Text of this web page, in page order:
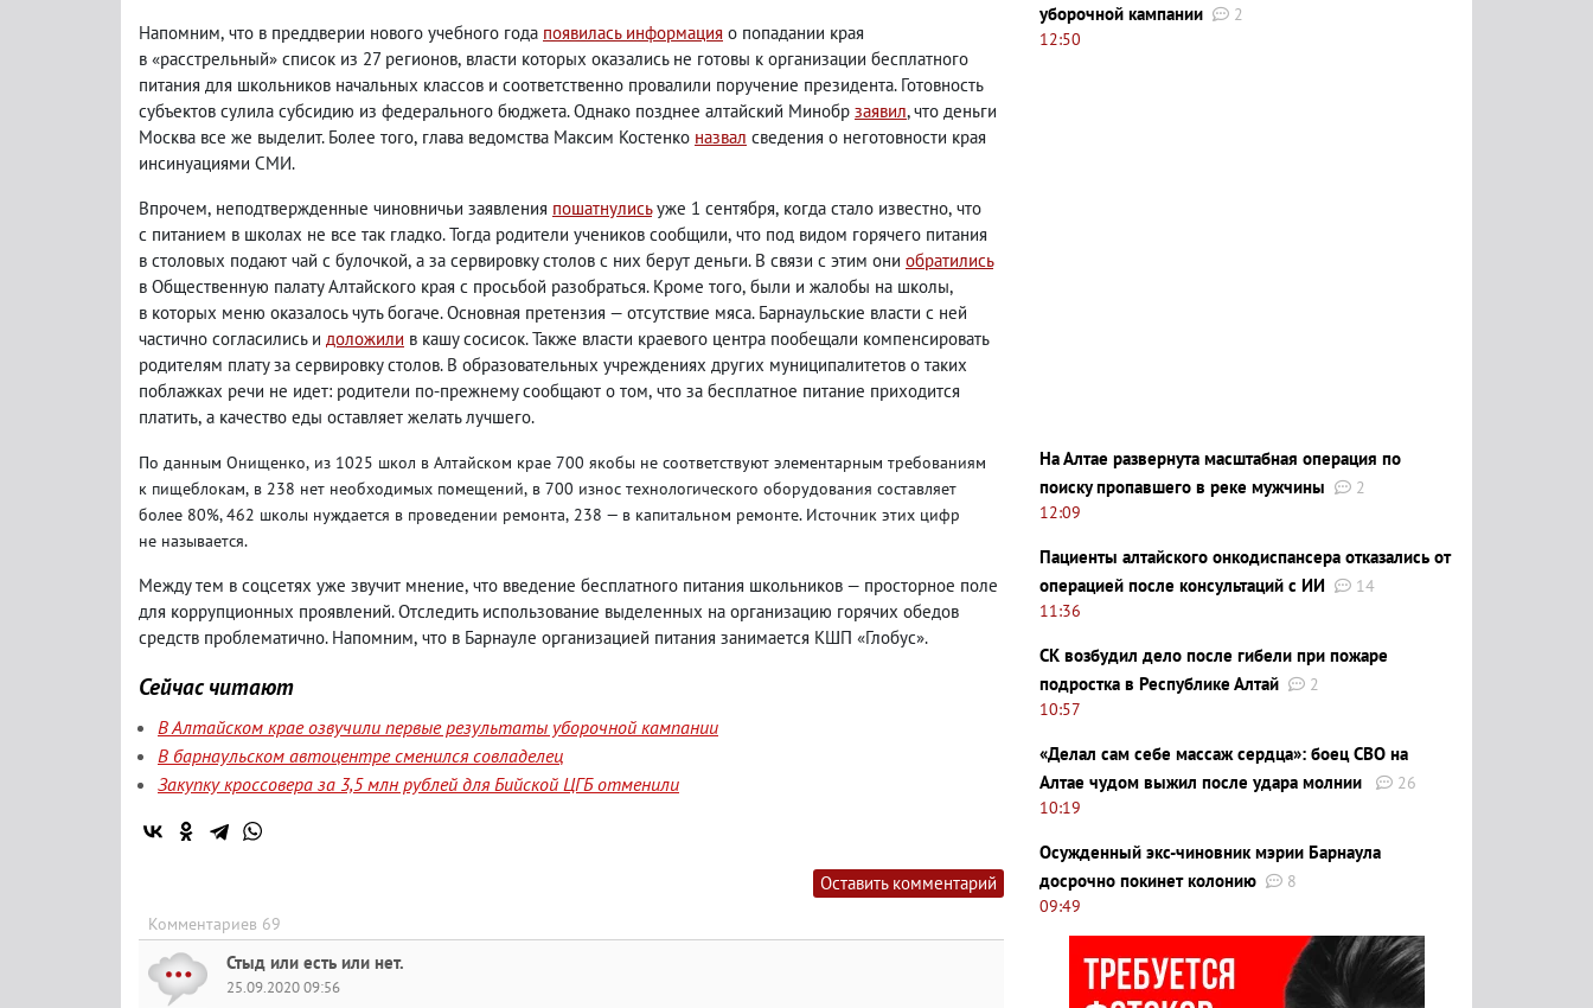
Напомним, что в преддверии нового учебного года появилась информация о попадании края
в «расстрельный» список из 27 регионов, власти которых оказались не готовы к организации бесплатного
питания для школьников начальных классов и соответственно провалили поручение президента. Готовность
субъектов сулила субсидию из федерального бюджета. Однако позднее алтайский Минобр заявил, что деньги
Москва все же выделит. Более того, глава ведомства Максим Костенко назвал сведения о неготовности края
инсинуациями СМИ.
Впрочем, неподтвержденные чиновничьи заявления пошатнулисьуже 1 сентября, когда стало известно, что
с питанием в школах не все так гладко. Тогда родители учеников сообщили, что под видом горячего питания
в столовых подают чай с булочкой, а за сервировку столов с них берут деньги. В связи с этим они обратились
в Общественную палату Алтайского края с просьбой разобраться. Кроме того, были и жалобы на школы,
в которых меню оказалось чуть богаче. Основная претензия — отсутствие мяса. Барнаульские власти с ней
частично согласились и доложили в кашу сосисок. Также власти краевого центра пообещали компенсировать
родителям плату за сервировку столов. В образовательных учреждениях других муниципалитетов о таких
поблажках речи не идет: родители по-прежнему сообщают о том, что за бесплатное питание приходится
платить, а качество еды оставляет желать лучшего.
По данным Онищенко, из 1025 школ в Алтайском крае 700 якобы не соответствуют элементарным требованиям
к пищеблокам, в 238 нет необходимых помещений, в 700 износ технологического оборудования составляет
более 80%, 462 школы нуждается в проведении ремонта, 238 — в капитальном ремонте. Источник этих цифр
не называется.
Между тем в соцсетях уже звучит мнение, что введение бесплатного питания школьников — просторное поле
для коррупционных проявлений. Отследить использование выделенных на организацию горячих обедов
средств проблематично. Напомним, что в Барнауле организацией питания занимается КШП «Глобус».
Сейчас читают
В Алтайском крае озвучили первые результаты уборочной кампании
В барнаульском автоцентре сменился совладелец
Закупку кроссовера за 3,5 млн рублей для Бийской ЦГБ отменили
Оставить комментарий
Комментариев 69
Стыд или есть или нет.
25.09.2020 09:56
уборочной кампании
2
12:50
На Алтае развернута масштабная операция по
поиску пропавшего в реке мужчины
2
12:09
Пациенты алтайского онкодиспансера отказались от
операцией после консультаций с ИИ
14
11:36
СК возбудил дело после гибели при пожаре
подростка в Республике Алтай
2
10:57
«Делал сам себе массаж сердца»: боец СВО на
Алтае чудом выжил после удара молнии
26
10:19
Осужденный экс-чиновник мэрии Барнаула
досрочно покинет колонию
8
09:49